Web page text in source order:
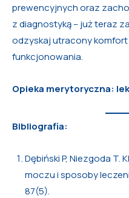
prewencyjnych oraz
z diagnostyką – już teraz
odzyskaj utracony
funkcjonowania.
Opieka merytoryczna:
Bibliografia:
Dębiński P, Niezgoda T.
moczu i sposoby
87(5).